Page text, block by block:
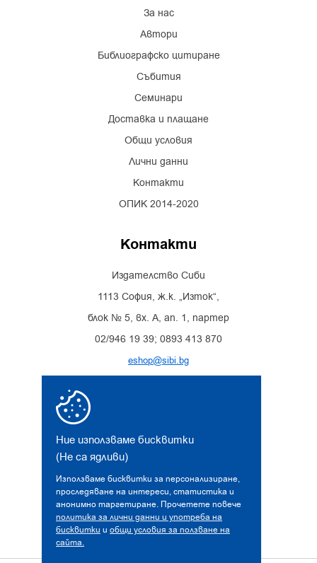
Ние използваме бисквитки
(Не са ядливи)
Използваме бисквитки за персонализиране,
проследяване на интереси, статистика и
анонимно таргетиране. Прочетете повече
политика за лични данни и употреба на
бисквитки и общи условия за ползване на
сайта.
За нас
Автори
Библиографско цитиране
Събития
Семинари
Доставка и плащане
Общи условия
Лични данни
Контакти
ОПИК 2014-2020
Контакти
Издателство Сиби
1113 София, ж.к. „Изток“,
блок № 5, вх. А, ап. 1, партер
02/946 19 39; 0893 413 870
eshop@sibi.bg